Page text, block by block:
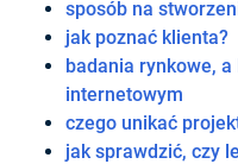
sposób na
jak poznać klienta?
badania rynkowe,
internetowym
czego unikać
jak sprawdzić, czy